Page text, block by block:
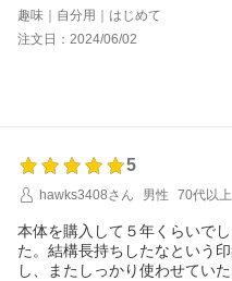
趣味｜自分用｜はじめて
注文日：2024/06/02
5
hawks3408さん
男性 70代以上
本体を購入して５年くらいで
た。結構長持ちしたなという
し、またしっかり使わせていた